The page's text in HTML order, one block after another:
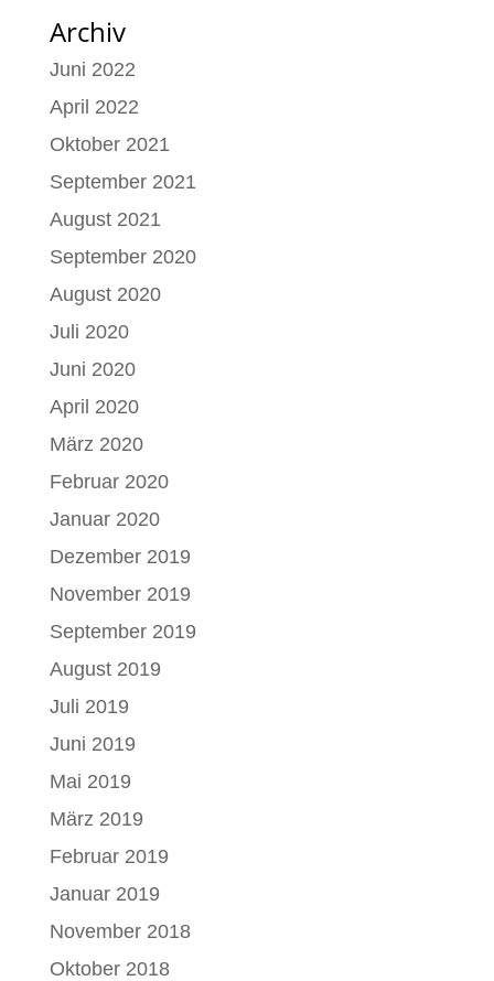
Archiv
Juni 2022
April 2022
Oktober 2021
September 2021
August 2021
September 2020
August 2020
Juli 2020
Juni 2020
April 2020
März 2020
Februar 2020
Januar 2020
Dezember 2019
November 2019
September 2019
August 2019
Juli 2019
Juni 2019
Mai 2019
März 2019
Februar 2019
Januar 2019
November 2018
Oktober 2018